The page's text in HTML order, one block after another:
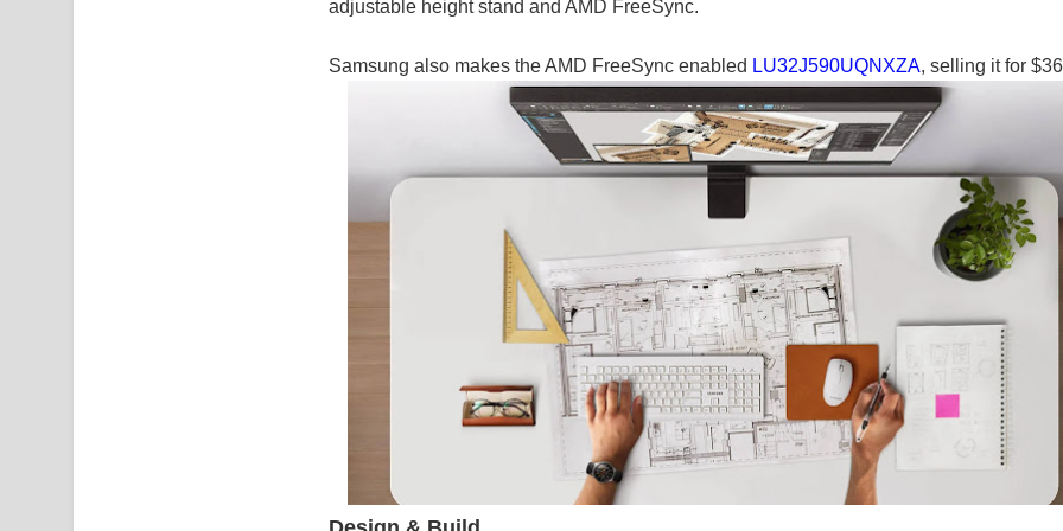
adjustable height stand and AMD FreeSync.
Samsung also makes the AMD FreeSync enabled LU32J590UQNXZA, selling it for